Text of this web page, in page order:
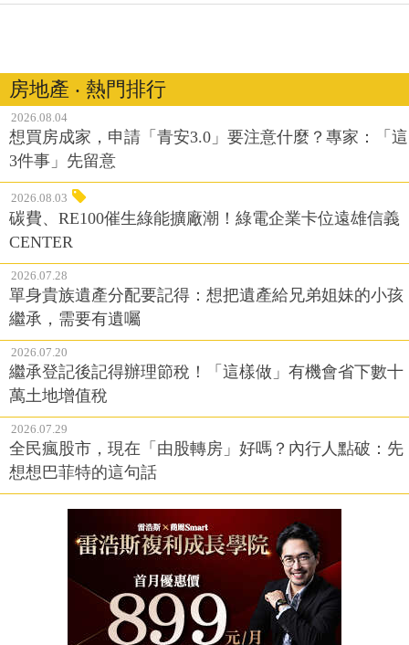
房地產 ‧ 熱門排行
2026.08.04
想買房成家，申請「青安3.0」要注意什麼？專家：「這
3件事」先留意
2026.08.03
碳費、RE100催生綠能擴廠潮！綠電企業卡位遠雄信義
CENTER
2026.07.28
單身貴族遺產分配要記得：想把遺產給兄弟姐妹的小孩
繼承，需要有遺囑
2026.07.20
繼承登記後記得辦理節稅！「這樣做」有機會省下數十
萬土地增值稅
2026.07.29
全民瘋股市，現在「由股轉房」好嗎？內行人點破：先
想想巴菲特的這句話